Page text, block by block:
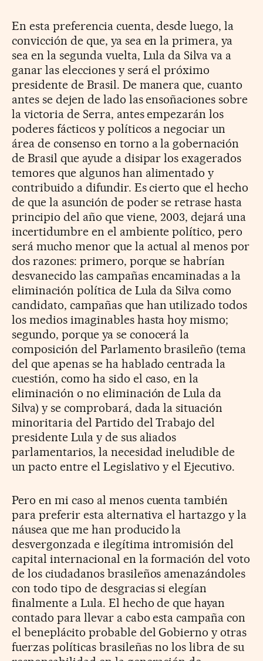
En esta preferencia cuenta, desde luego, la
convicción de que, ya sea en la primera, ya
sea en la segunda vuelta, Lula da Silva va a
ganar las elecciones y será el próximo
presidente de Brasil. De manera que, cuanto
antes se dejen de lado las ensoñaciones sobre
la victoria de Serra, antes empezarán los
poderes fácticos y políticos a negociar un
área de consenso en torno a la gobernación
de Brasil que ayude a disipar los exagerados
temores que algunos han alimentado y
contribuido a difundir. Es cierto que el hecho
de que la asunción de poder se retrase hasta
principio del año que viene, 2003, dejará una
incertidumbre en el ambiente político, pero
será mucho menor que la actual al menos por
dos razones: primero, porque se habrían
desvanecido las campañas encaminadas a la
eliminación política de Lula da Silva como
candidato, campañas que han utilizado todos
los medios imaginables hasta hoy mismo;
segundo, porque ya se conocerá la
composición del Parlamento brasileño (tema
del que apenas se ha hablado centrada la
cuestión, como ha sido el caso, en la
eliminación o no eliminación de Lula da
Silva) y se comprobará, dada la situación
minoritaria del Partido del Trabajo del
presidente Lula y de sus aliados
parlamentarios, la necesidad ineludible de
un pacto entre el Legislativo y el Ejecutivo.
Pero en mi caso al menos cuenta también
para preferir esta alternativa el hartazgo y la
náusea que me han producido la
desvergonzada e ilegítima intromisión del
capital internacional en la formación del voto
de los ciudadanos brasileños amenazándoles
con todo tipo de desgracias si elegían
finalmente a Lula. El hecho de que hayan
contado para llevar a cabo esta campaña con
el beneplácito probable del Gobierno y otras
fuerzas políticas brasileñas no los libra de su